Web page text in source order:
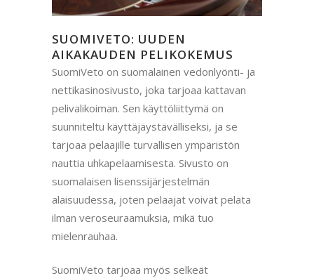
SUOMIVETO: UUDEN
AIKAKAUDEN PELIKOKEMUS
SuomiVeto on suomalainen vedonlyönti- ja
nettikasinosivusto, joka tarjoaa kattavan
pelivalikoiman. Sen käyttöliittymä on
suunniteltu käyttäjäystävälliseksi, ja se
tarjoaa pelaajille turvallisen ympäristön
nauttia uhkapelaamisesta. Sivusto on
suomalaisen lisenssijärjestelmän
alaisuudessa, joten pelaajat voivat pelata
ilman veroseuraamuksia, mikä tuo
mielenrauhaa.
SuomiVeto tarjoaa myös selkeät